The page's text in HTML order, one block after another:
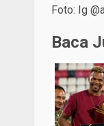
Foto: Ig
Baca